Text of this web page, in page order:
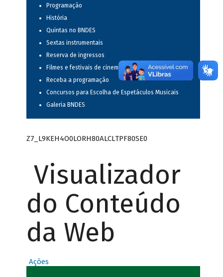
Programação
História
Quintas no BNDES
Sextas instrumentais
Reserva de ingressos
Filmes e festivais de cinema
Receba a programação
Concursos para Escolha de Espetáculos Musicais
Galeria BNDES
Z7_L9KEH4O0LORH80ALCLTPF80SE0
Visualizador
do Conteúdo
da Web
Ações